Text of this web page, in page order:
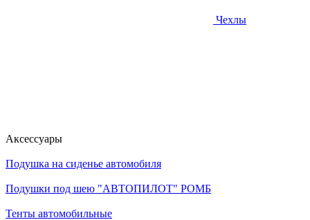
Чехлы
Аксессуары
Подушка на сиденье автомобиля
Подушки под шею "АВТОПИЛОТ" РОМБ
Тенты автомобильные